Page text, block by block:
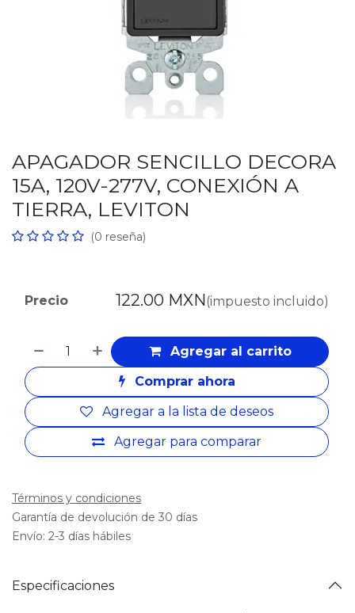
APAGADOR SENCILLO DECORA
15A, 120V-277V, CONEXIÓN A
TIERRA, LEVITON
(0 reseña)
Agregar al carrito
Comprar ahora
Agregar para comparar
Agregar a la lista de deseos
Precio 122.00 MXN(impuesto incluido)
Términos y condiciones
Garantía de devolución de 30 días
Envío: 2-3 días hábiles
Especificaciones